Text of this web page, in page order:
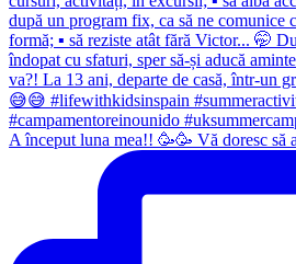
A început luna mea!! 🥳🥳 Vă doresc să